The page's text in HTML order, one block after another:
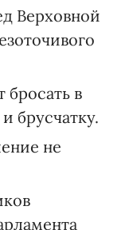
Верховной
в
брусчатку.
не